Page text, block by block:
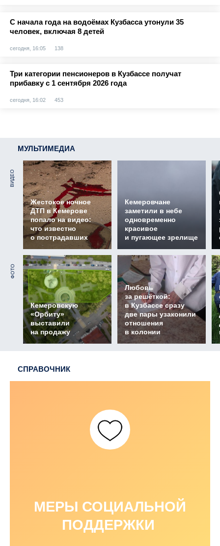
С начала года на водоёмах Кузбасса утонули 35
человек, включая 8 детей
сегодня, 16:05 138
Три категории пенсионеров в Кузбассе получат
прибавку с 1 сентября 2026 года
сегодня, 16:02 453
МУЛЬТИМЕДИА
ВИДЕО
Жестокое ночное
ДТП в Кемерове
попало на видео:
что известно
о пострадавших
Кемеровчане
заметили в небе
одновременно
красивое
и пугающее зрелище
ФОТО
Кемеровскую
«Орбиту»
выставили
на продажу
Любовь
за решёткой:
в Кузбассе сразу
две пары узаконили
отношения
в колонии
СПРАВОЧНИК
МЕРЫ СОЦИАЛЬНОЙ
ПОДДЕРЖКИ